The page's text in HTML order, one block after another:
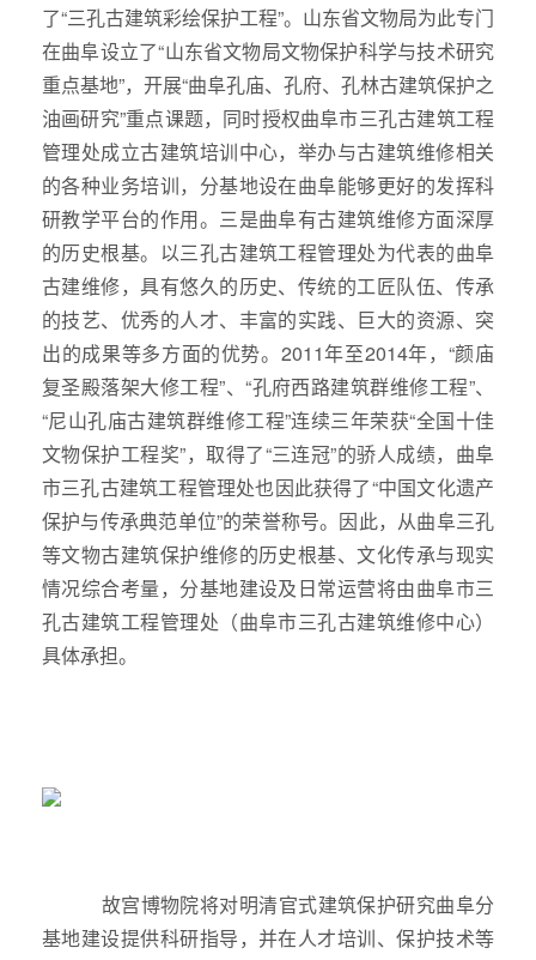
了“三孔古建筑彩绘保护工程”。山东省文物局为此专门
在曲阜设立了“山东省文物局文物保护科学与技术研究
重点基地”，开展“曲阜孔庙、孔府、孔林古建筑保护之
油画研究”重点课题，同时授权曲阜市三孔古建筑工程
管理处成立古建筑培训中心，举办与古建筑维修相关
的各种业务培训，分基地设在曲阜能够更好的发挥科
研教学平台的作用。三是曲阜有古建筑维修方面深厚
的历史根基。以三孔古建筑工程管理处为代表的曲阜
古建维修，具有悠久的历史、传统的工匠队伍、传承
的技艺、优秀的人才、丰富的实践、巨大的资源、突
出的成果等多方面的优势。2011年至2014年，“颜庙
复圣殿落架大修工程”、“孔府西路建筑群维修工程”、
“尼山孔庙古建筑群维修工程”连续三年荣获“全国十佳
文物保护工程奖”，取得了“三连冠”的骄人成绩，曲阜
市三孔古建筑工程管理处也因此获得了“中国文化遗产
保护与传承典范单位”的荣誉称号。因此，从曲阜三孔
等文物古建筑保护维修的历史根基、文化传承与现实
情况综合考量，分基地建设及日常运营将由曲阜市三
孔古建筑工程管理处（曲阜市三孔古建筑维修中心）
具体承担。
故宫博物院将对明清官式建筑保护研究曲阜分
基地建设提供科研指导，并在人才培训、保护技术等